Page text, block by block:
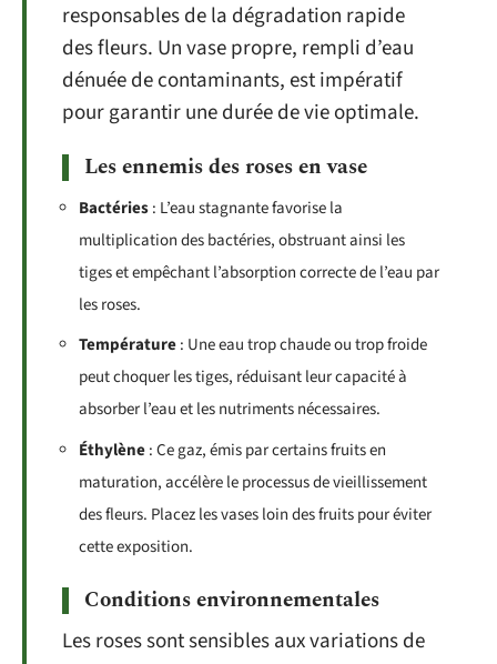
responsables de la dégradation rapide
des fleurs. Un vase propre, rempli d’eau
dénuée de contaminants, est impératif
pour garantir une durée de vie optimale.
Les ennemis des roses en vase
Bactéries: L’eau stagnante favorise la
multiplication des bactéries, obstruant ainsi les
tiges et empêchant l’absorption correcte de l’eau par
les roses.
Température: Une eau trop chaude ou trop froide
peut choquer les tiges, réduisant leur capacité à
absorber l’eau et les nutriments nécessaires.
Éthylène: Ce gaz, émis par certains fruits en
maturation, accélère le processus de vieillissement
des fleurs. Placez les vases loin des fruits pour éviter
cette exposition.
Conditions environnementales
Les roses sont sensibles aux variations de